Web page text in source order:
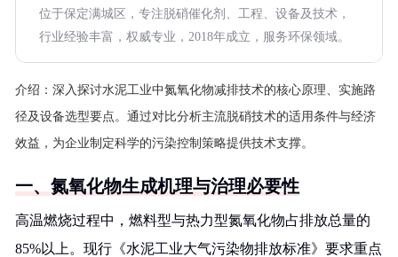
位于保定满城区，专注脱硝催化剂、工程、设备及技术，
行业经验丰富，权威专业，2018年成立，服务环保领域。
介绍： 深入探讨水泥工业中氮氧化物减排技术的核心原理、实施路
径及设备选型要点。通过对比分析主流脱硝技术的适用条件与经济
效益，为企业制定科学的污染控制策略提供技术支撑。
一、氮氧化物生成机理与治理必要性
高温燃烧过程中，燃料型与热力型氮氧化物占排放总量的
85%以上。现行《水泥工业大气污染物排放标准》要求重点